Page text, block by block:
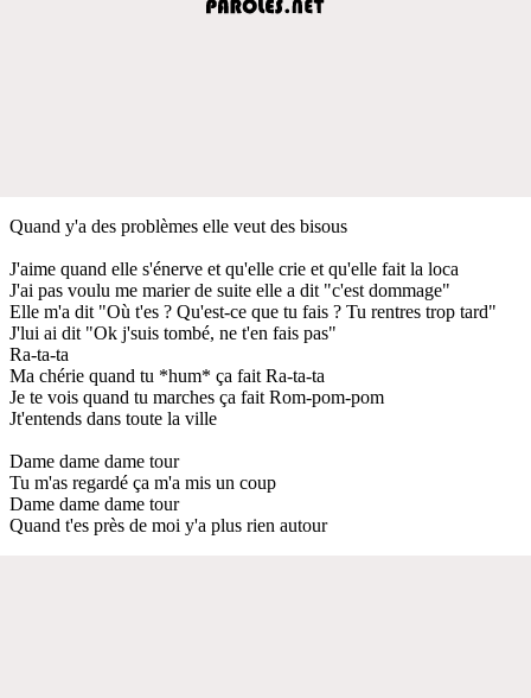
Quand y'a des problèmes elle veut des bisous
J'aime quand elle s'énerve et qu'elle crie et qu'elle fait la loca
J'ai pas voulu me marier de suite elle a dit "c'est dommage"
Elle m'a dit "Où t'es ? Qu'est-ce que tu fais ? Tu rentres trop tard"
J'lui ai dit "Ok j'suis tombé, ne t'en fais pas"
Ra-ta-ta
Ma chérie quand tu *hum* ça fait Ra-ta-ta
Je te vois quand tu marches ça fait Rom-pom-pom
Jt'entends dans toute la ville
Dame dame dame tour
Tu m'as regardé ça m'a mis un coup
Dame dame dame tour
Quand t'es près de moi y'a plus rien autour